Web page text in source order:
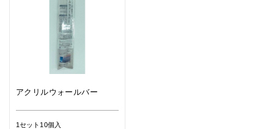
アクリルウォールバー
1セット10個入